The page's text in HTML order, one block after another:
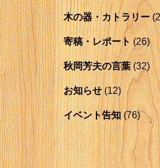
木の器・カトラリー
寄稿・レポート(26)
秋岡芳夫の言葉(32)
お知らせ(12)
イベント告知(76)